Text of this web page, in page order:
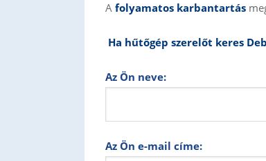
A folyamatos karbantartás
Ha hűtőgép szerelőt keres
Az Ön neve:
Az Ön e-mail címe: